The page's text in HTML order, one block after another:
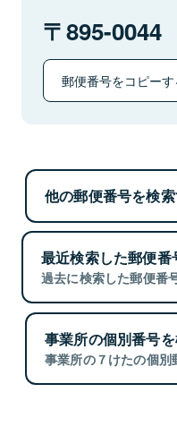
895-0044
郵便番号をコピーす
他の郵便番号を検
最近検索した郵便番
過去に検索した郵便番
事業所の個別番号
事業所の７けたの個別